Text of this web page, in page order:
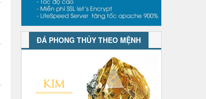
ĐÁ PHONG THỦY THEO MỆNH